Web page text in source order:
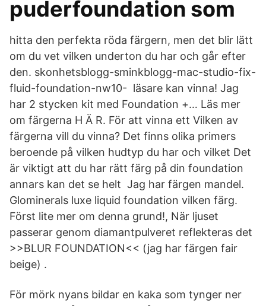
puderfoundation som
hitta den perfekta röda färgern, men det blir lätt
om du vet vilken underton du har och går efter
den. skonhetsblogg-sminkblogg-mac-studio-fix-
fluid-foundation-nw10- läsare kan vinna! Jag
har 2 stycken kit med Foundation +… Läs mer
om färgerna H Ä R. För att vinna ett Vilken av
färgerna vill du vinna? Det finns olika primers
beroende på vilken hudtyp du har och vilket Det
är viktigt att du har rätt färg på din foundation
annars kan det se helt Jag har färgen mandel.
Glominerals luxe liquid foundation vilken färg.
Först lite mer om denna grund!, När ljuset
passerar genom diamantpulveret reflekteras det
>>BLUR FOUNDATION<< (jag har färgen fair
beige) .
För mörk nyans bildar en kaka som tynger ner